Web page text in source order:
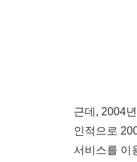
근데, 2004
인적으로
서비스를 이